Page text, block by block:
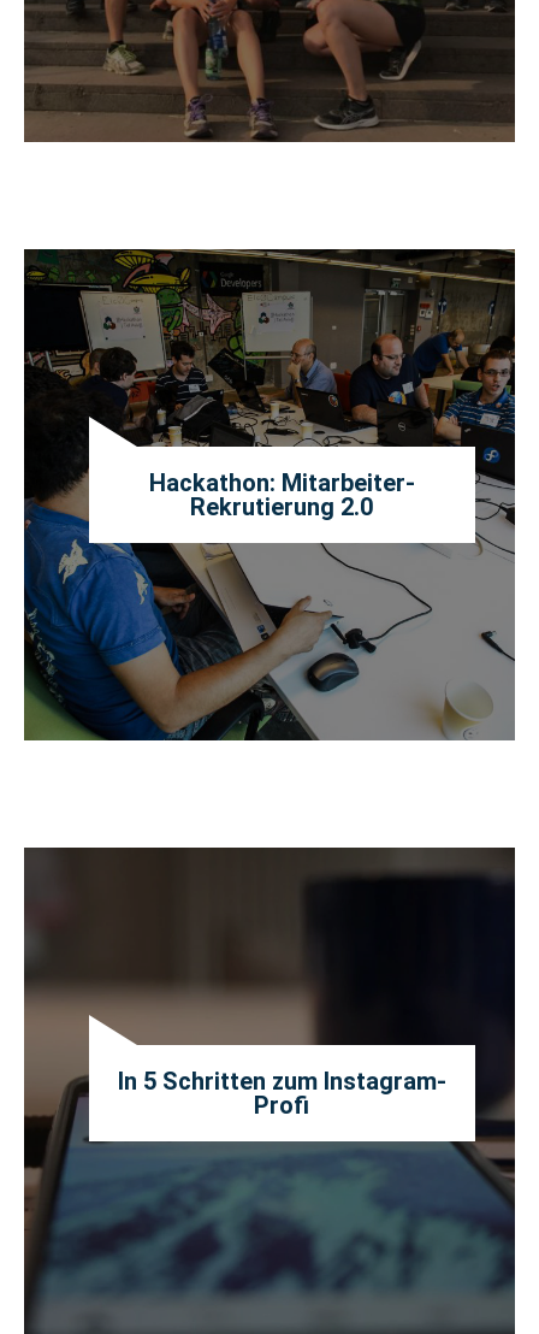
Hackathon: Mitarbeiter-
Rekrutierung 2.0
In 5 Schritten zum Instagram-
Profi